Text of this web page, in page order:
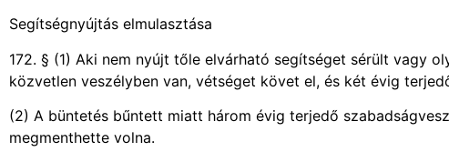
Segítségnyújtás elmulasztása
172. § (1) Aki nem nyújt tőle elvárható segítséget sérült vagy
közvetlen veszélyben van, vétséget követ el, és két évig
(2) A büntetés bűntett miatt három évig terjedő
megmenthette volna.